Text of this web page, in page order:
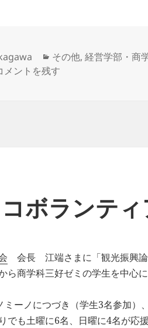
カ
テ
その他,経営学部・商
11慶應MCC夕学講座 に
メントを残す
ボランティ
会長 江端さまに「観光振興
ら商学科三好ゼミの学生を中心
ーノにつづき（学生3名参加）
でも土曜に6名、日曜に4名が応